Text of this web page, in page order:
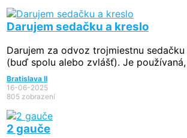
Darujem sedačku a kreslo
Darujem za odvoz trojmiestnu
(buď spolu alebo zvlášť). Je
Bratislava II
16-06-2025
805 zobrazení
2 gauče